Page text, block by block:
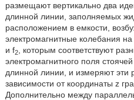
размещают вертикально два
длинной линии, заполняемых
расположением в емкости,
электромагнитные колебания
и f2, которым соответствуют
электромагнитного поля
длинной линии, и измеряют эти
зависимости от координаты z
Дополнительно между